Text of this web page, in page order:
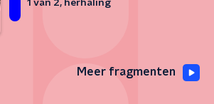
1 van 2, herhaling
Meer fragmenten